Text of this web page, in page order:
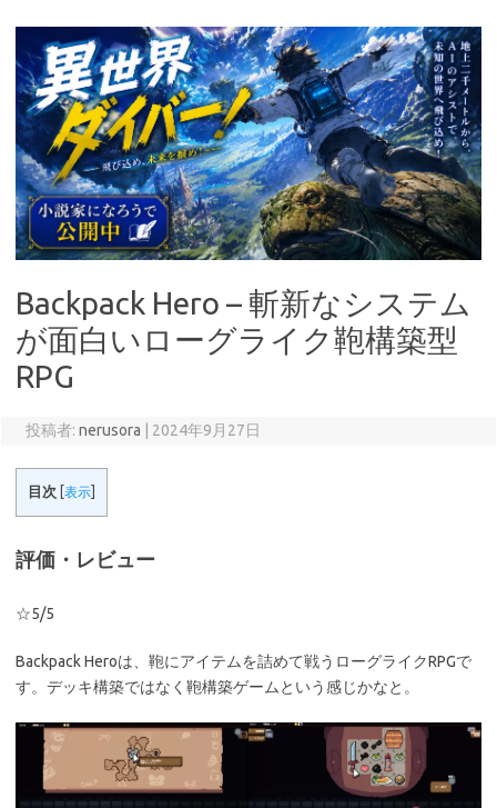
Backpack Hero – 斬新なシステム
が面白いローグライク鞄構築型
RPG
投稿者: nerusora 2024年9月27日
目次 [表示
評価・レビュー
☆5/5
Backpack Heroは、鞄にアイテムを詰めて戦うローグライクRPGで
す。デッキ構築ではなく鞄構築ゲームという感じかなと。